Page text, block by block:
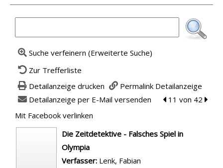
Suche verfeinern (Erweiterte Suche)
Zur Trefferliste
Detailanzeige drucken
Permalink Detailanzeige
Detailanzeige per E-Mail versenden
zum vorherigen
11 von 42 zum
Mit Facebook verlinken
wird in neuem Tab geöffnet
Die Zeitdetektive - Falsches Spiel in
Olympia
Verfasser: Suche nach diesem Verfasser
Lenk, Fabian